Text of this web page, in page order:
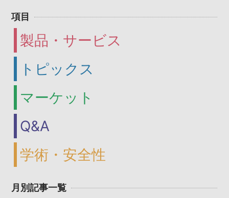
項目
製品・サービス
トピックス
マーケット
Q&A
学術・安全性
月別記事一覧